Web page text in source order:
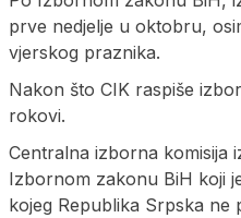
prve nedjelje u oktobru,
vjerskog praznika.
Nakon što CIK raspiše
rokovi.
Centralna izborna komisija
Izbornom zakonu BiH koji
kojeg Republika Srpska ne